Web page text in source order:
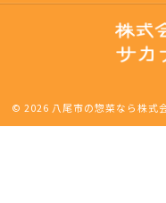
© 2026 八尾市の惣菜なら株式